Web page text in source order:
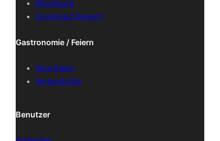
Kündigung
Download Bereich
Gastronomie / Feiern
Sportheim
Vereinshütte
Benutzer